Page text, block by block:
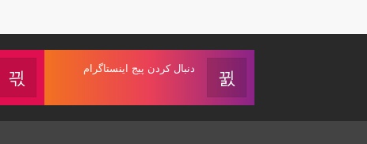
دنبال کردن پیج اینستاگرام